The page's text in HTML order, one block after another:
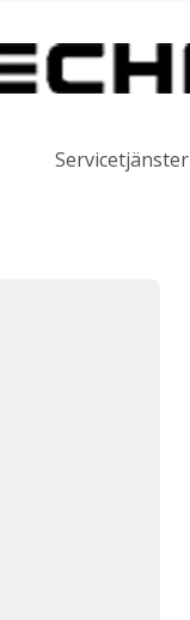
Servicetjänster